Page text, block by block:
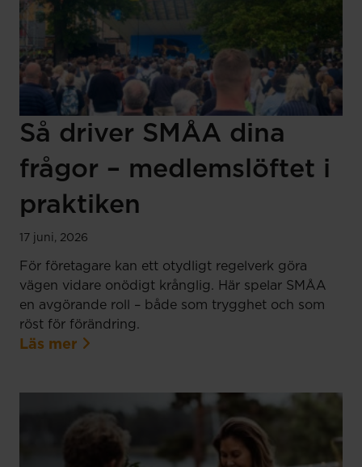
Så driver SMÅA dina
frågor – medlemslöftet i
praktiken
17 juni, 2026
För företagare kan ett otydligt regelverk göra
vägen vidare onödigt krånglig. Här spelar SMÅA
en avgörande roll – både som trygghet och som
röst för förändring.
Läs mer